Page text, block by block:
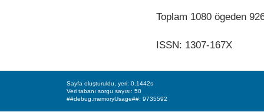
Toplam 1080 ögeden
ISSN: 1307-167X
Sayfa oluşturuldu, yeri: 0.1442s
Veri tabanı sorgu sayısı: 50
##debug.memoryUsage##: 9735592